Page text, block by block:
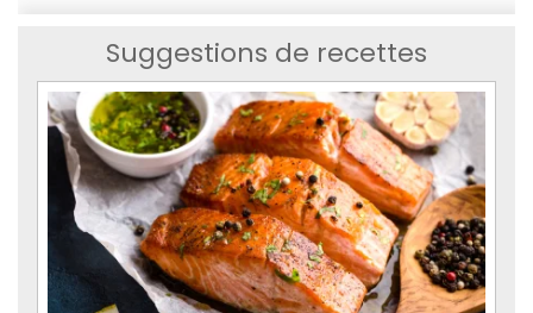
Suggestions de recettes